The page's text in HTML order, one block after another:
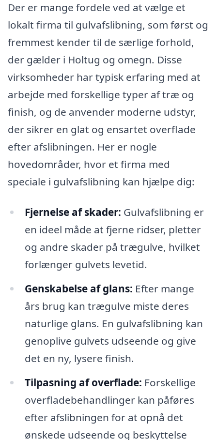
Der er mange fordele ved at vælge et
lokalt firma til gulvafslibning, som først og
fremmest kender til de særlige forhold,
der gælder i Holtug og omegn. Disse
virksomheder har typisk erfaring med at
arbejde med forskellige typer af træ og
finish, og de anvender moderne udstyr,
der sikrer en glat og ensartet overflade
efter afslibningen. Her er nogle
hovedområder, hvor et firma med
speciale i gulvafslibning kan hjælpe dig:
Fjernelse af skader: Gulvafslibning er
en ideel måde at fjerne ridser, pletter
og andre skader på trægulve, hvilket
forlænger gulvets levetid.
Genskabelse af glans: Efter mange
års brug kan trægulve miste deres
naturlige glans. En gulvafslibning kan
genoplive gulvets udseende og give
det en ny, lysere finish.
Tilpasning af overflade: Forskellige
overfladebehandlinger kan påføres
efter afslibningen for at opnå det
ønskede udseende og beskyttelse